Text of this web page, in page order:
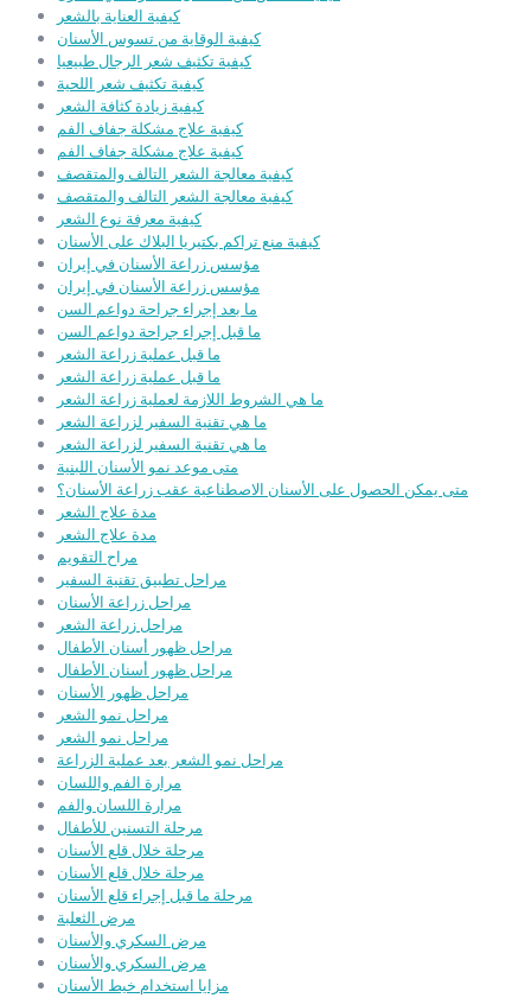
كيفية العناية بالشعر
كيفية الوقاية من تسوس الأسنان
كيفية تكثيف شعر الرجال طبيعيا
كيفية تكثيف شعر اللحية
كيفية زيادة كثافة الشعر
كيفية علاج مشكلة جفاف الفم
كيفية علاج مشكلة جفاف الفم
كيفية معالجة الشعر التالف والمتقصف
كيفية معالجة الشعر التالف والمتقصف
كيفية معرفة نوع الشعر
كيفية منع تراكم بكتيريا البلاك على الأسنان
مؤسس زراعة الأسنان في إيران
مؤسس زراعة الأسنان في إيران
ما بعد إجراء جراحة دواعم السن
ما قبل إجراء جراحة دواعم السن
ما قبل عملية زراعة الشعر
ما قبل عملية زراعة الشعر
ما هي الشروط اللازمة لعملية زراعة الشعر
ما هي تقنية السفير لزراعة الشعر
ما هي تقنية السفير لزراعة الشعر
متى موعد نمو الأسنان اللبنية
متى يمكن الحصول على الأسنان الاصطناعية عقب زراعة الأسنان؟
مدة علاج الشعر
مدة علاج الشعر
مراح التقويم
مراحل تطبيق تقنية السفير
مراحل زراعة الأسنان
مراحل زراعة الشعر
مراحل ظهور أسنان الأطفال
مراحل ظهور أسنان الأطفال
مراحل ظهور الأسنان
مراحل نمو الشعر
مراحل نمو الشعر
مراحل نمو الشعر بعد عملية الزراعة
مرارة الفم واللسان
مرارة اللسان والفم
مرحلة التسنين للأطفال
مرحلة خلال قلع الأسنان
مرحلة خلال قلع الأسنان
مرحلة ما قبل إجراء قلع الأسنان
مرض الثعلبة
مرض السكري والأسنان
مرض السكري والأسنان
مزايا استخدام خيط الأسنان